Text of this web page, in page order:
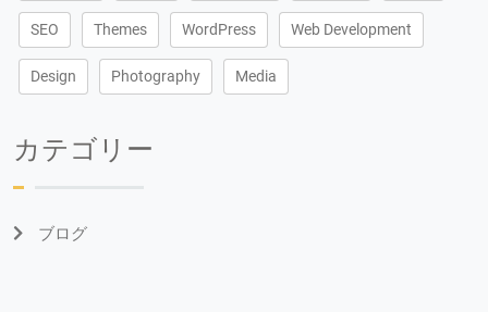
SEO Themes WordPress Web Development
Design Photography Media
カテゴリー
ブログ